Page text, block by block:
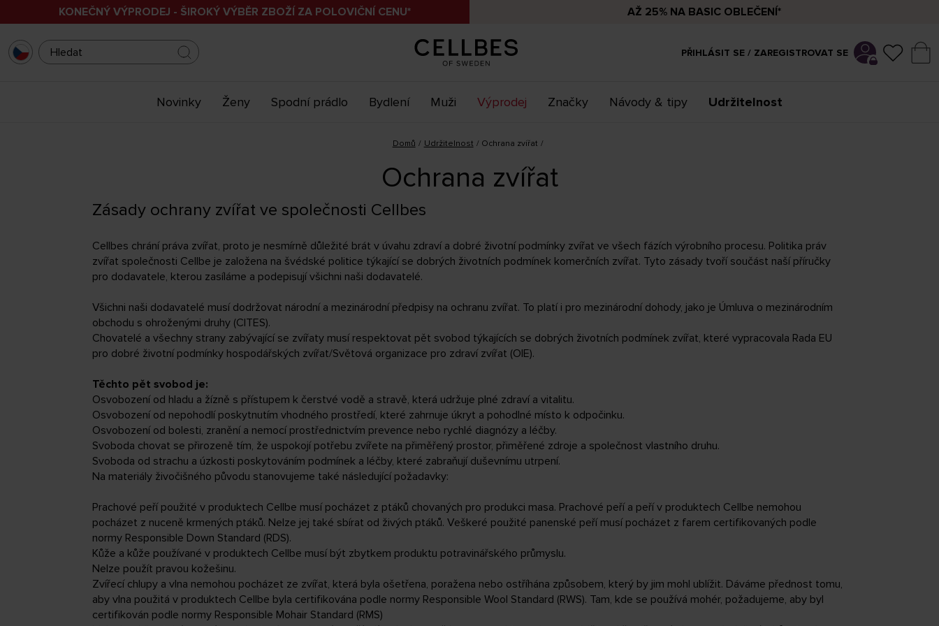
KONEČNÝ VÝPRODEJ - ŠIROKÝ VÝBĚR ZBOŽÍ ZA POLOVIČNÍ CENU* AŽ 25% NA BASIC OBLEČENÍ*
PŘIHLÁSIT SE / ZAREGISTROVAT SE
Novinky Ženy Spodní prádlo Bydlení Muži Výprodej Značky Návody & tipy Udržitelnost
Domů Udržitelnost Ochrana zvířat
Ochrana zvířat
Zásady ochrany zvířat ve společnosti Cellbes
Cellbes chrání práva zvířat, proto je nesmírně důležité brát v úvahu zdraví a dobré životní podmínky zvířat ve všech fázích výrobního procesu. Politika práv
zvířat společnosti Cellbe je založena na švédské politice týkající se dobrých životních podmínek komerčních zvířat. Tyto zásady tvoří součást naší příručky
pro dodavatele, kterou zasíláme a podepisují všichni naši dodavatelé.
Všichni naši dodavatelé musí dodržovat národní a mezinárodní předpisy na ochranu zvířat. To platí i pro mezinárodní dohody, jako je Úmluva o mezinárodním
obchodu s ohroženými druhy (CITES).
Chovatelé a všechny strany zabývající se zvířaty musí respektovat pět svobod týkajících se dobrých životních podmínek zvířat, které vypracovala Rada EU
pro dobré životní podmínky hospodářských zvířat/Světová organizace pro zdraví zvířat (OIE).
Těchto pět svobod je:
Osvobození od hladu a žízně s přístupem k čerstvé vodě a stravě, která udržuje plné zdraví a vitalitu.
Osvobození od nepohodlí poskytnutím vhodného prostředí, které zahrnuje úkryt a pohodlné místo k odpočinku.
Osvobození od bolesti, zranění a nemocí prostřednictvím prevence nebo rychlé diagnózy a léčby.
Svoboda chovat se přirozeně tím, že uspokojí potřebu zvířete na přiměřený prostor, přiměřené zdroje a společnost vlastního druhu.
Svoboda od strachu a úzkosti poskytováním podmínek a léčby, které zabraňují duševnímu utrpení.
Na materiály živočišného původu stanovujeme také následující požadavky:
Prachové peří použité v produktech Cellbe musí pocházet z ptáků chovaných pro produkci masa. Prachové peří a peří v produktech Cellbe nemohou
pocházet z nuceně krmených ptáků. Nelze jej také sbírat od živých ptáků. Veškeré použité panenské peří musí pocházet z farem certifikovaných podle
normy Responsible Down Standard (RDS).
Kůže a kůže používané v produktech Cellbe musí být zbytkem produktu potravinářského průmyslu.
Nelze použít pravou kožešinu.
Zvířecí chlupy a vlna nemohou pocházet ze zvířat, která byla ošetřena, poražena nebo ostříhána způsobem, který by jim mohl ublížit. Dáváme přednost tomu,
aby vlna použitá v produktech Cellbe byla certifikována podle normy Responsible Wool Standard (RWS). Tam, kde se používá mohér, požadujeme, aby byl
certifikován podle normy Responsible Mohair Standard (RMS)